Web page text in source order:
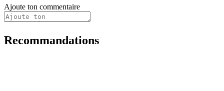
Ajoute ton commentaire
Recommandations